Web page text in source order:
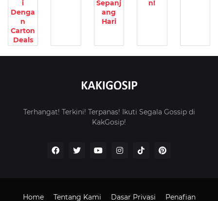
i
Denga
n
Carton
Deals
Sepanj
ang
Hari
n!
Terhangat! Terkini! Terpanas! Ikuti Segala Gossip di
KakGosip!
Home Tentang Kami Dasar Privasi Penafian